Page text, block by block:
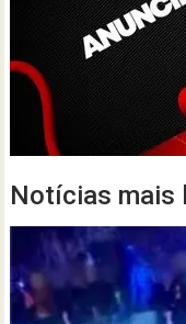
Notícias mais